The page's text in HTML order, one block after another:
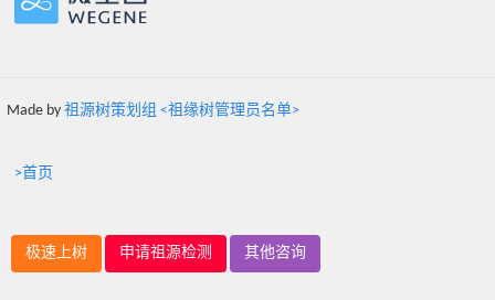
Made by 祖源树策划组 <祖缘树管理员名单>
>首页
极速上树 申请祖源检测 其他咨询